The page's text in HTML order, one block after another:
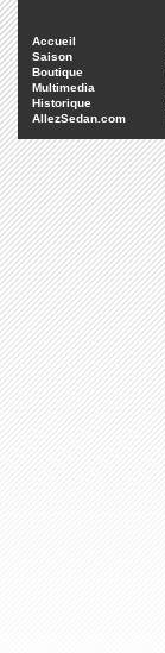
Accueil
Saison
Boutique
Multimedia
Historique
AllezSedan.com